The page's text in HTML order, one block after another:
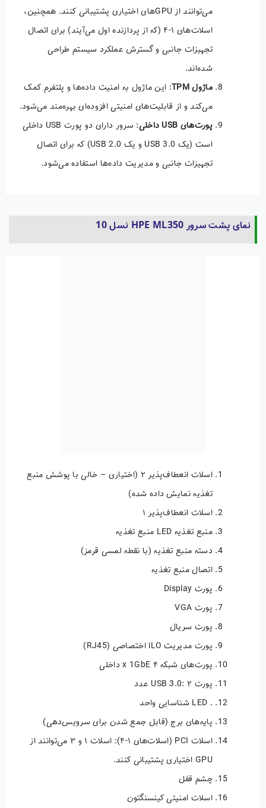
می‌توانند از GPUهای اختیاری پشتیبانی کنند. همچنین،
اسلات‌های ۱-۴ (که از پردازنده اول می‌آیند) برای اتصال
تجهیزات جانبی و گسترش عملکرد سیستم طراحی
شده‌اند.
ماژول TPM
: این ماژول به امنیت داده‌ها و پلتفرم کمک
می‌کند و از قابلیت‌های امنیتی افزوده‌ای بهره‌مند می‌شود.
پورت‌های USB داخلی
: سرور دارای دو پورت USB داخلی
است (یک USB 3.0 و یک USB 2.0) که برای اتصال
تجهیزات جانبی و مدیریت داده‌ها استفاده می‌شود.
نمای پشت سرور HPE ML350 نسل 10
اسلات انعطاف‌پذیر ۲ (اختیاری – خالی با پوشش منبع
تغذیه نمایش داده شده)
اسلات انعطاف‌پذیر ۱
منبع تغذیه LED منبع تغذیه
دسته منبع تغذیه (با نقطه لمسی قرمز)
اتصال منبع تغذیه
پورت Display
پورت VGA
پورت سریال
پورت مدیریت iLO اختصاصی (RJ45)
پورت‌های شبکه ۴ x 1GbE داخلی
پورت USB 3.0: ۲ عدد
. LED شناسایی واحد
پایه‌های برج (قابل جمع شدن برای سرویس‌دهی)
اسلات PCI (اسلات‌های ۱-۴): اسلات ۱ و ۳ می‌توانند از
GPU اختیاری پشتیبانی کنند.
چشم قفل
اسلات امنیتی کینسنگتون